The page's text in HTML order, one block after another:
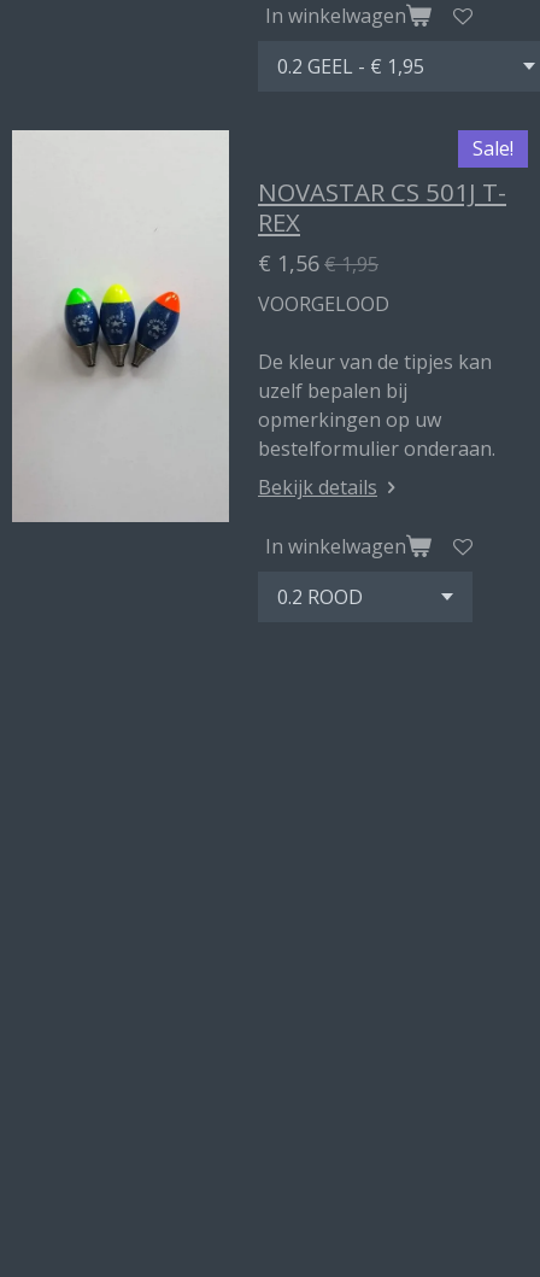
In winkelwagen
Sale!
NOVASTAR CS 501J T-
REX
€ 1,56€ 1,95
VOORGELOOD
De kleur van de tipjes kan
uzelf bepalen bij
opmerkingen op uw
bestelformulier onderaan.
Bekijk details
In winkelwagen